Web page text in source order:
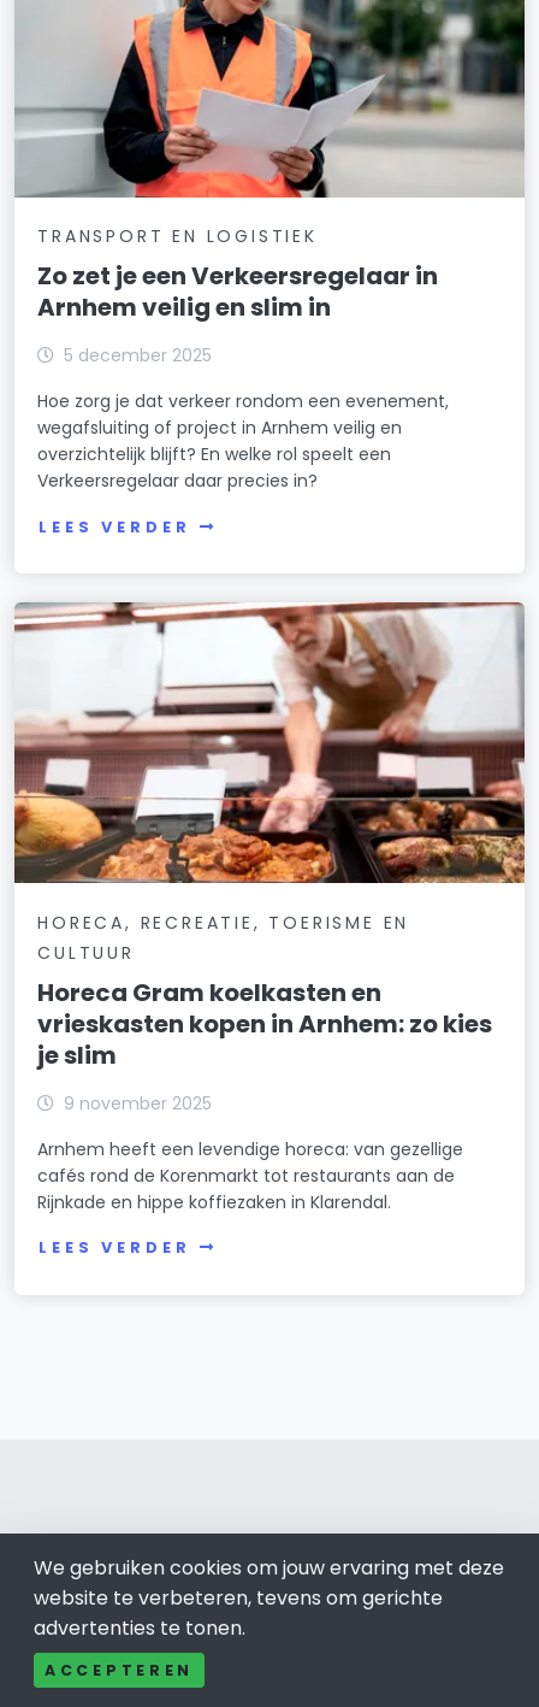
TRANSPORT EN LOGISTIEK
Zo zet je een Verkeersregelaar in
Arnhem veilig en slim in
5 december 2025
Hoe zorg je dat verkeer rondom een evenement,
wegafsluiting of project in Arnhem veilig en
overzichtelijk blijft? En welke rol speelt een
Verkeersregelaar daar precies in?
LEES VERDER
HORECA, RECREATIE, TOERISME EN
CULTUUR
Horeca Gram koelkasten en
vrieskasten kopen in Arnhem: zo kies
je slim
9 november 2025
Arnhem heeft een levendige horeca: van gezellige
cafés rond de Korenmarkt tot restaurants aan de
Rijnkade en hippe koffiezaken in Klarendal.
LEES VERDER
Arnhem 026
Bel ons: 085-04 10 177
Contact
Adverteren
We gebruiken cookies om jouw ervaring met deze
website te verbeteren, tevens om gerichte
advertenties te tonen.
ACCEPTEREN